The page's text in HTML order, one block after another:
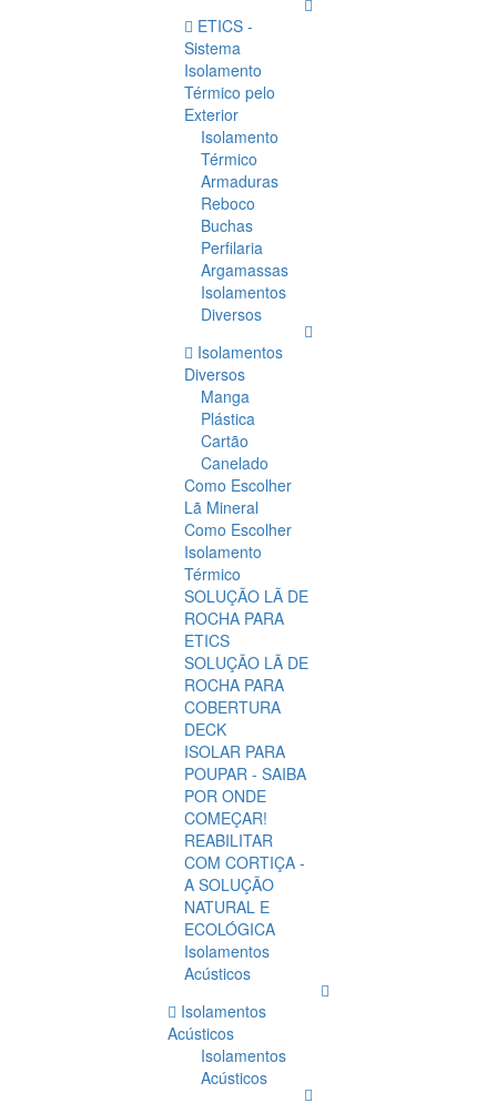
ETICS -
Sistema
Isolamento
Térmico pelo
Exterior
Isolamento
Térmico
Armaduras
Reboco
Buchas
Perfilaria
Argamassas
Isolamentos
Diversos
Isolamentos
Diversos
Manga
Plástica
Cartão
Canelado
Como Escolher
Lã Mineral
Como Escolher
Isolamento
Térmico
SOLUÇÃO LÃ DE
ROCHA PARA
ETICS
SOLUÇÃO LÃ DE
ROCHA PARA
COBERTURA
DECK
ISOLAR PARA
POUPAR - SAIBA
POR ONDE
COMEÇAR!
REABILITAR
COM CORTIÇA -
A SOLUÇÃO
NATURAL E
ECOLÓGICA
Isolamentos
Acústicos
Isolamentos
Acústicos
Isolamentos
Acústicos